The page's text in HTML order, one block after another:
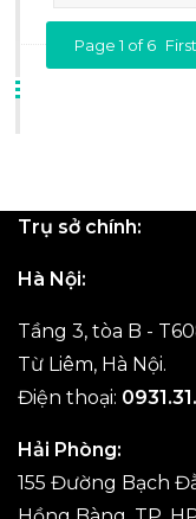
Page 1 of 6 First
Trụ sở chính:
Hà Nội:
Tầng 3, tòa B -
Từ Liêm, Hà Nội.
Điện thoại:
Hải Phòng:
155 Đường Bạch